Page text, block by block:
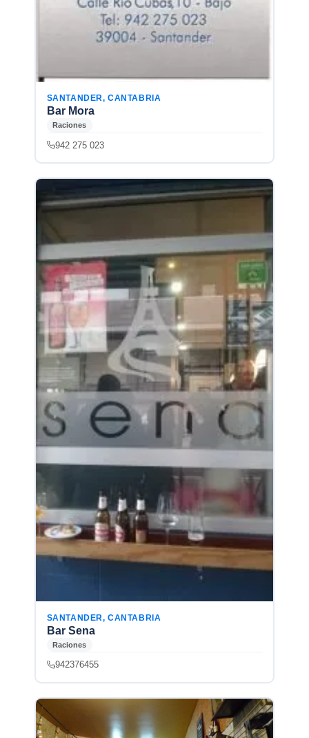
SANTANDER, CANTABRIA
Bar Mora
Raciones
942 275 023
SANTANDER, CANTABRIA
Bar Sena
Raciones
942376455